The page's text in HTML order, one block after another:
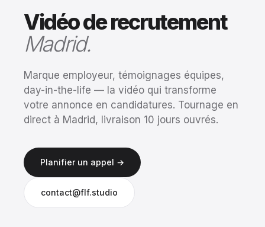
Vidéo de recrutement
Madrid.
Marque employeur, témoignages équipes,
day-in-the-life — la vidéo qui transforme
votre annonce en candidatures. Tournage en
direct à Madrid, livraison 10 jours ouvrés.
Planifier un appel →
contact@flf.studio